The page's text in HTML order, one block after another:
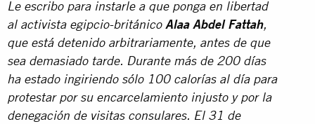
Le escribo para instarle a que ponga en libertad
al activista egipcio-británico Alaa Abdel Fattah,
que está detenido arbitrariamente, antes de que
sea demasiado tarde. Durante más de 200 días
ha estado ingiriendo sólo 100 calorías al día para
protestar por su encarcelamiento injusto y por la
denegación de visitas consulares. El 31 de